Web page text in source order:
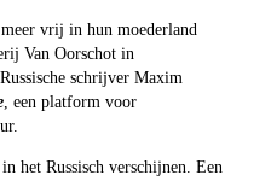
vrij in hun moederland
Van Oorschot in
schrijver Maxim
, een platform voor
het Russisch verschijnen. Een